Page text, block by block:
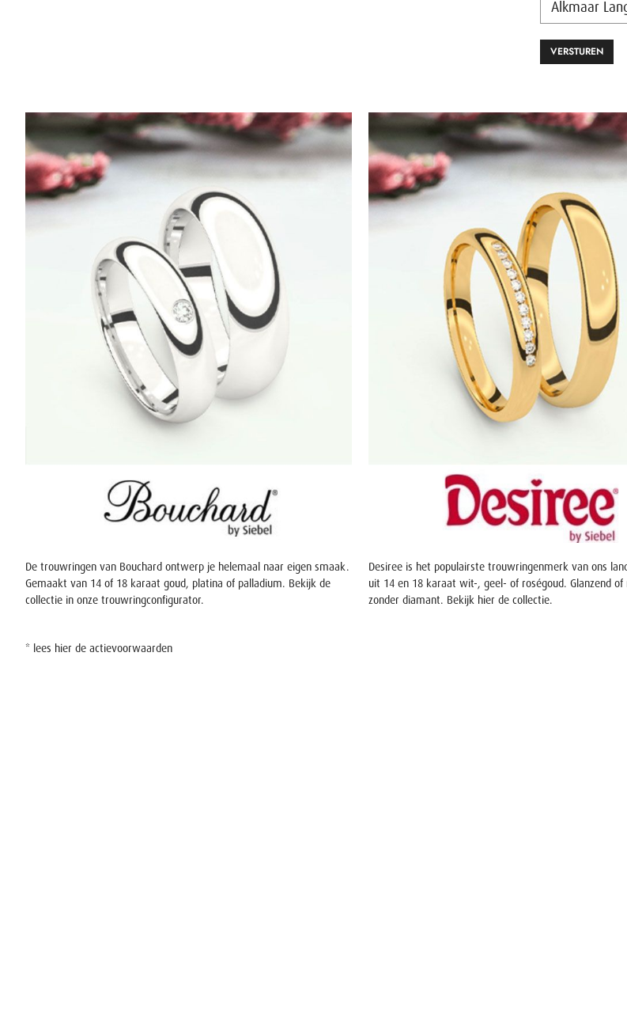
VERSTUREN
De trouwringen van Bouchard ontwerp je helemaal naar eigen smaak.
Gemaakt van 14 of 18 karaat goud, platina of palladium. Bekijk de
collectie in onze trouwringconfigurator.
Desiree is het populairste trouwringenmerk van ons
uit 14 en 18 karaat wit-, geel- of roségoud. Glanzend
zonder diamant. Bekijk hier de collectie.
* lees hier de actievoorwaarden